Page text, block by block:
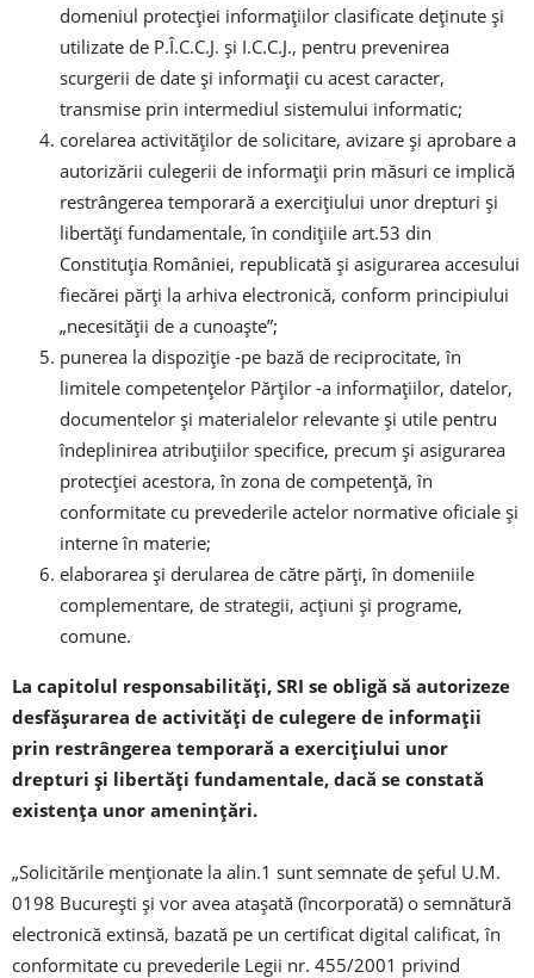
domeniul protecţiei informaţiilor clasificate deţinute şi
utilizate de P.Î.C.C.J. şi I.C.C.J., pentru prevenirea
scurgerii de date şi informaţii cu acest caracter,
transmise prin intermediul sistemului informatic;
corelarea activităţilor de solicitare, avizare şi aprobare a
autorizării culegerii de informaţii prin măsuri ce implică
restrângerea temporară a exerciţiului unor drepturi şi
libertăţi fundamentale, în condiţiile art.53 din
Constituţia României, republicată şi asigurarea accesului
fiecărei părţi la arhiva electronică, conform principiului
„necesităţii de a cunoaşte”;
punerea la dispoziţie -pe bază de reciprocitate, în
limitele competenţelor Părţilor -a informaţiilor, datelor,
documentelor şi materialelor relevante şi utile pentru
îndeplinirea atribuţiilor specifice, precum şi asigurarea
protecţiei acestora, în zona de competenţă, în
conformitate cu prevederile actelor normative oficiale şi
interne în materie;
elaborarea şi derularea de către părţi, în domeniile
complementare, de strategii, acţiuni şi programe,
comune.
La capitolul responsabilităţi, SRI se obligă să autorizeze
desfăşurarea de activităţi de culegere de informaţii
prin restrângerea temporară a exerciţiului unor
drepturi şi libertăţi fundamentale, dacă se constată
existenţa unor ameninţări.
„Solicitările menţionate la alin.1 sunt semnate de şeful U.M.
0198 Bucureşti şi vor avea ataşată (încorporată) o semnătură
electronică extinsă, bazată pe un certificat digital calificat, în
conformitate cu prevederile Legii nr. 455/2001 privind